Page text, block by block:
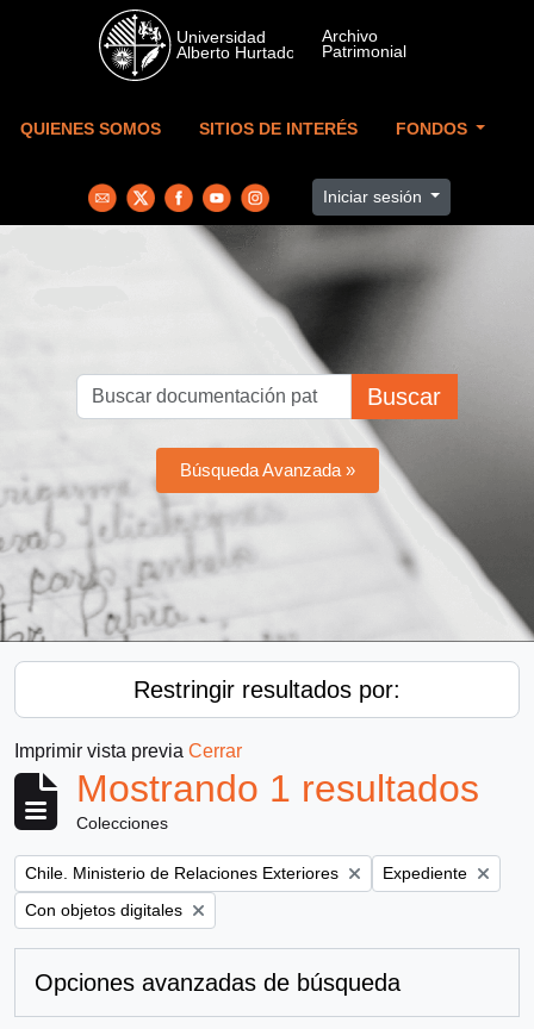
Skip to main content
QUIENES SOMOS SITIOS DE INTERÉS FONDOS
Iniciar sesión
Buscar
Búsqueda Avanzada »
Restringir resultados por:
Imprimir vista previa Cerrar
Mostrando 1 resultados
Colecciones
Remove filter:
Chile. Ministerio de Relaciones Exteriores Remove filter:
Expediente
Remove filter:
Con objetos digitales
Opciones avanzadas de búsqueda